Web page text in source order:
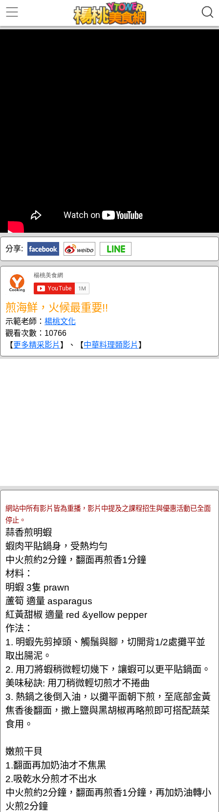
分享:
煎海鮮，火候最重要!!
示範老師： 楊桃文化
觀看次數：10766
【更多精采影片 】、【中華料理類影片 】
網站中所有影片皆為重播，影片中提及之課程招生與優惠活動已全面
停止。
蒜香煎明蝦
蝦肉平貼鍋身，受熱均勻
中火煎約2分鐘，翻面再煎香1分鐘
材料：
明蝦 3隻 prawn
蘆筍 適量 asparagus
紅黃甜椒 適量 red &yellow pepper
作法：
1. 明蝦先剪掉頭、觸鬚與腳，切開背1/2處攤平並
取出腸泥。
2. 用刀將蝦稍微輕切幾下，讓蝦可以更平貼鍋面。
美味秘訣: 用刀稍微輕切煎才不捲曲
3. 熱鍋之後倒入油，以攤平面朝下煎，至底部金黃
焦香後翻面，撒上鹽與黑胡椒再略煎即可搭配蔬菜
食用。
嫩煎干貝
1.翻面再加奶油才不焦黑
2.吸乾水分煎才不出水
中火煎約2分鐘，翻面再煎香1分鐘，再加奶油轉小
火煎2分鐘